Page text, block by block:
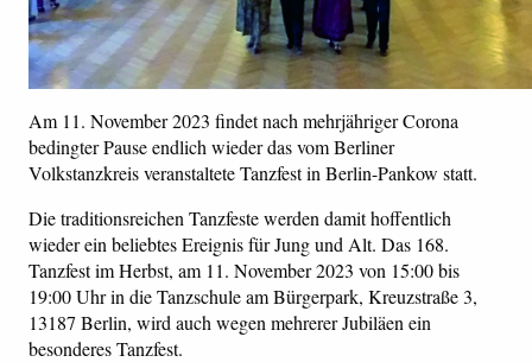
Am 11. November 2023 findet nach mehrjähriger Corona
bedingter Pause endlich wieder das vom Berliner
Volkstanzkreis veranstaltete Tanzfest in Berlin-Pankow statt.
Die traditionsreichen Tanzfeste werden damit hoffentlich
wieder ein beliebtes Ereignis für Jung und Alt. Das 168.
Tanzfest im Herbst, am 11. November 2023 von 15:00 bis
19:00 Uhr in die Tanzschule am Bürgerpark, Kreuzstraße 3,
13187 Berlin, wird auch wegen mehrerer Jubiläen ein
besonderes Tanzfest.